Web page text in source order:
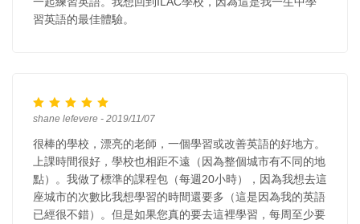
習英語的最佳體驗。
shane lefevere - 2019/11/07
很棒的學校，漂亮的老師，一個學習或改善英語的好地方。
上課時間很好，學校也相距不遠（因為整個城市有不同的地
點）。我做了標準的課程包（每週20小時），因為我想去這
座城市的次數比我想學習的時間還要多（這是因為我的英語
已經很不錯）。但是如果您真的要去這裡學習，每周至少要